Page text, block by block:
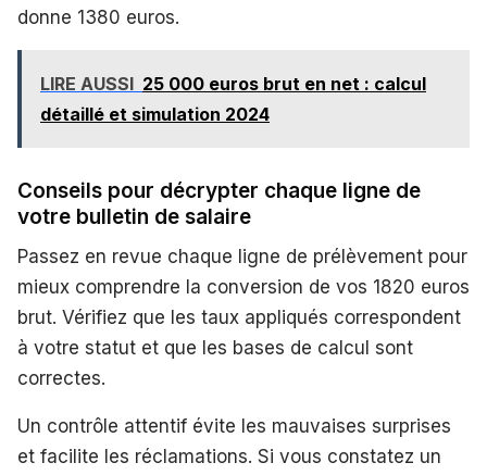
donne 1380 euros.
LIRE AUSSI 25 000 euros brut en net : calcul
détaillé et simulation 2024
Conseils pour décrypter chaque ligne de
votre bulletin de salaire
Passez en revue chaque ligne de prélèvement pour
mieux comprendre la conversion de vos 1820 euros
brut. Vérifiez que les taux appliqués correspondent
à votre statut et que les bases de calcul sont
correctes.
Un contrôle attentif évite les mauvaises surprises
et facilite les réclamations. Si vous constatez un